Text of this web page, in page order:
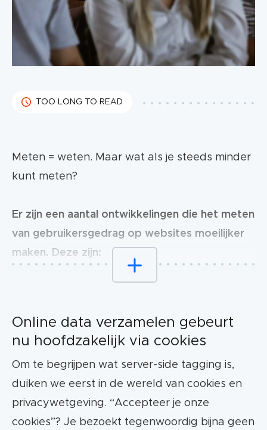
TOO LONG TO READ
Meten = weten. Maar wat als je steeds minder
kunt meten?
Er zijn een aantal ontwikkelingen die het meten
van gebruikersgedrag op websites moeilijker
maken. Deze zijn:
Een toename van het gebruik van
adblockers;
Nieuwe toepassingen om aan de AVG te
voldoen.
De gebruikelijke manier van tracking (client-
Online data verzamelen gebeurt
nu hoofdzakelijk via cookies
Om te begrijpen wat server-side tagging is,
duiken we eerst in de wereld van cookies en
privacywetgeving. “Accepteer je onze
cookies”? Je bezoekt tegenwoordig bijna geen